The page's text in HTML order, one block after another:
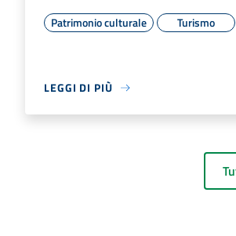
Patrimonio culturale Turismo
LEGGI DI PIÙ